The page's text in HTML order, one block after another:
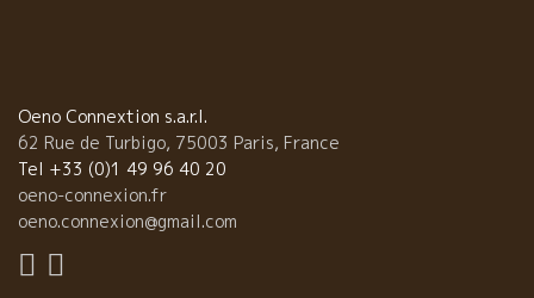
為、病気で半分以上も生産量が減ってしまった。 マルセルは今日
は山で家族スキーのため不在。 南ローヌの最古の自然派マルセル
はレジェンド的存在。ベテランの味は流石である。 マルセルの醸
すグルナッシュ品種は特別だ。 マルセルは云う『グルナッシュは
完熟しないと本当の良さが出てこないいんだ。』 (BMO社)
た。 １８年は特別な年だった。品質も生産量も素晴らしい年だっ
Oeno Connextion s.a.r.l.
62 Rue de Turbigo, 75003 Paris, France
Tel +33 (0)1 49 96 40 20
oeno-connexion.fr
oeno.connexion@gmail.com